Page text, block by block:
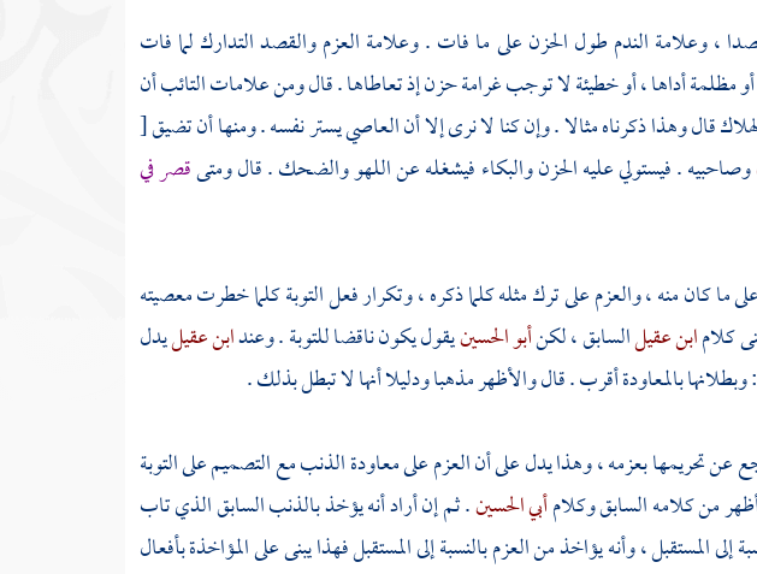
، وعلامة الندم طول الحزن على ما فات . وعلامة العزم والقصد التدارك لما فات
مظلمة أداها ، أو خطيئة لا توجب غرامة حزن إذ تعاطاها . قال ومن علامات التائب أن
قال وهذا ذكرناه مثالا . وإن كنا لا نرى إلا أن العاصي يستر نفسه . ومنها أن تضيق[
وصاحبيه . فيستولي عليه الحزن والبكاء فيشغله عن اللهو والضحك . قال ومتىقصر في
ما كان منه ، والعزم على ترك مثله كلما ذكره ، وتكرار فعل التوبة كلما خطرت معصيته
كلامابن عقيلالسابق ، لكنأبو الحسينيقول يكون ناقضا للتوبة . وعندابن عقيليدل
: وبطلانها بالمعاودة أقرب . قال والأظهر مذهبا ودليلا أنها لا تبطل بذلك .
عن تحريمها بعزمه ، وهذا يدل على أن العزم على معاودة الذنب مع التصميم على التوبة
من كلامه السابق وكلامأبي الحسين. ثم إن أراد أنه يؤخذ بالذنب السابق الذي تاب
المستقبل ، وأنه يؤاخذ من العزم بالنسبة إلى المستقبل فهذا يبنى على المؤاخذة بأفعال